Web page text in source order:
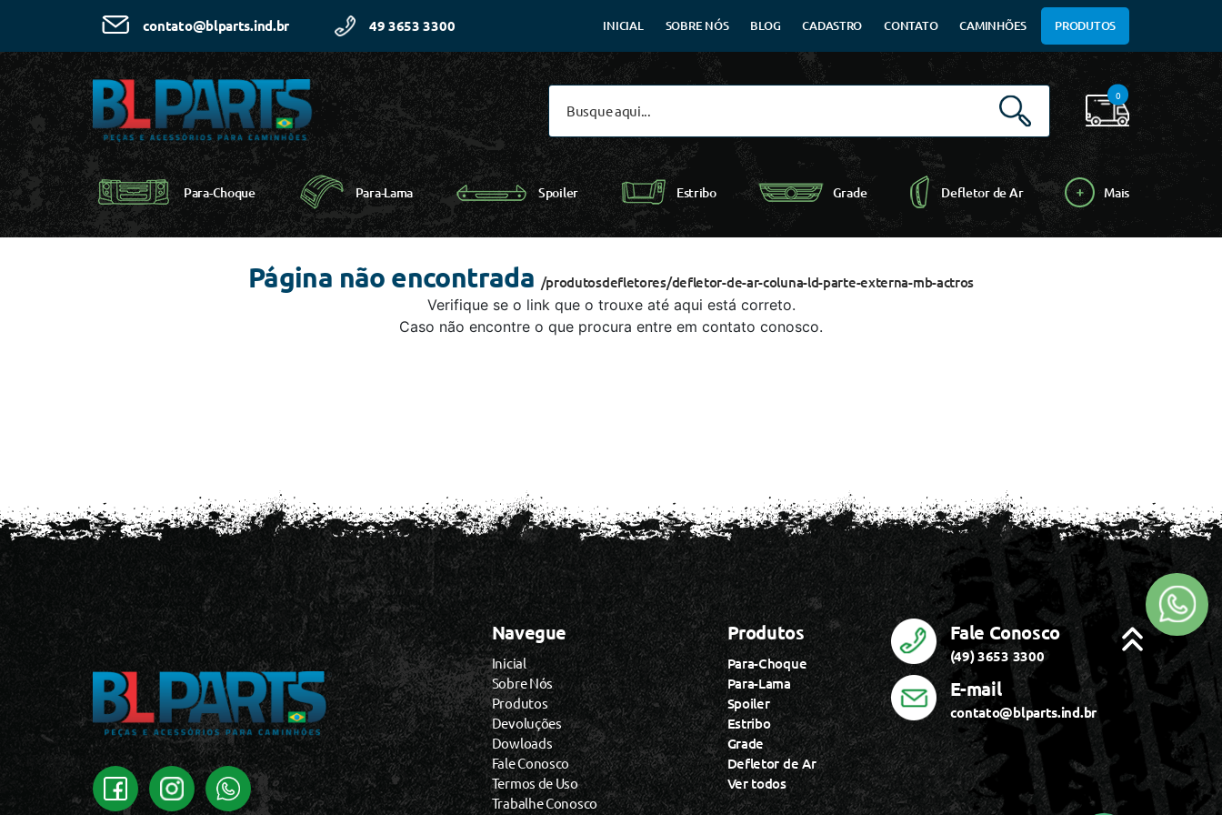
contato@blparts.ind.br 49 3653 3300 INICIAL SOBRE NÓS BLOG CADASTRO CONTATO CAMINHÕES PRODUTOS
0
Para-Choque Para-Lama Spoiler Estribo Grade Defletor de Ar Mais
Página não encontrada /produtosdefletores/defletor-de-ar-coluna-ld-parte-externa-mb-actros
Verifique se o link que o trouxe até aqui está correto.
Caso não encontre o que procura entre em contato conosco.
Navegue
Inicial
Sobre Nós
Produtos
Devoluções
Dowloads
Fale Conosco
Termos de Uso
Trabalhe Conosco
Produtos
Para-Choque
Para-Lama
Spoiler
Estribo
Grade
Defletor de Ar
Ver todos
Fale Conosco
(49) 3653 3300
E-mail
contato@blparts.ind.br